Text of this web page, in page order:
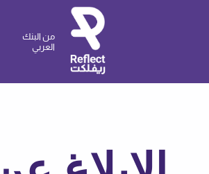
من البنك
العربي